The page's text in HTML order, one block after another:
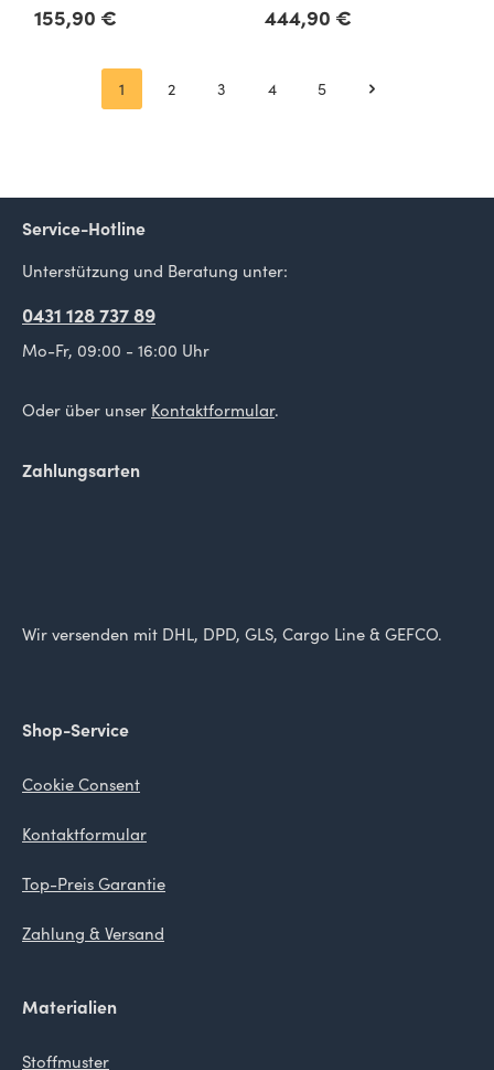
Regulärer Preis:
155,90 € Regulärer Preis:
444,90 €
Seite
1 Seite
2 Seite
3 Seite
4 Seite
5
Service-Hotline
Unterstützung und Beratung unter:
0431 128 737 89
Mo-Fr, 09:00 - 16:00 Uhr
Oder über unser Kontaktformular.
Zahlungsarten
Wir versenden mit DHL, DPD, GLS, Cargo Line & GEFCO.
Shop-Service
Cookie Consent
Kontaktformular
Top-Preis Garantie
Zahlung & Versand
Materialien
Stoffmuster